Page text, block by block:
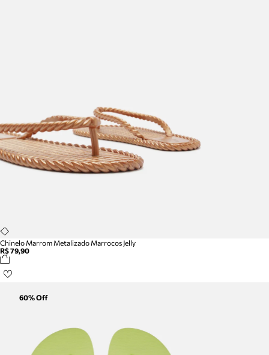
Chinelo Marrom Metalizado Marrocos Jelly
R$ 79,90
60% Off